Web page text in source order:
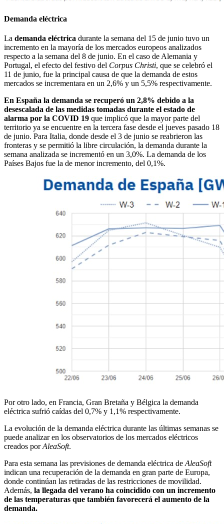
Demanda eléctrica
La demanda eléctrica durante la semana del 15 de junio tuvo un
incremento en la mayoría de los mercados europeos analizados
respecto a la semana del 8 de junio. En el caso de Alemania y
Portugal, el efecto del festivo del Corpus Christi, que se celebró el
11 de junio, fue la principal causa de que la demanda de estos
mercados se incrementara en un 2,6% y un 5,5% respectivamente.
En España la demanda se recuperó un 2,8% debido a la
desescalada de las medidas tomadas durante el estado de
alarma por la COVID 19 que implicó que la mayor parte del
territorio ya se encuentre en la tercera fase desde el jueves pasado 18
de junio. Para Italia, donde desde el 3 de junio se reabrieron las
fronteras y se permitió la libre circulación, la demanda durante la
semana analizada se incrementó en un 3,0%. La demanda de los
Países Bajos fue la de menor incremento, del 0,1%.
Por otro lado, en Francia, Gran Bretaña y Bélgica la demanda
eléctrica sufrió caídas del 0,7% y 1,1% respectivamente.
La evolución de la demanda eléctrica durante las últimas semanas se
puede analizar en los observatorios de los mercados eléctricos
creados porAleaSoft.
Para esta semana las previsiones de demanda eléctrica de AleaSoft
indican una recuperación de la demanda en gran parte de Europa,
donde continúan las retiradas de las restricciones de movilidad.
Además, la llegada del verano ha coincidido con un incremento
de las temperaturas que también favorecerá el aumento de la
demanda.